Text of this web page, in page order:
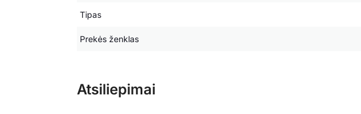
Tipas
Prekės ženklas
Atsiliepimai